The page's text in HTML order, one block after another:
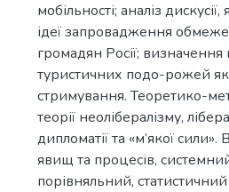
мобільності; аналіз
ідеї запровадження
громадян Росії;
туристичних подо-рожей
стримування. Теоретико-
теорії неолібералізму,
дипломатії та «м’якої
явищ та процесів,
порівняльний,